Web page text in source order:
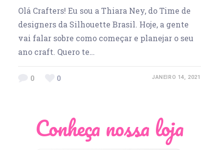
Olá Crafters! Eu sou a Thiara Ney, do Time de
designers da Silhouette Brasil. Hoje, a gente
vai falar sobre como começar e planejar o seu
ano craft. Quero te…
0 0 JANEIRO 14, 2021
Conheça nossa loja